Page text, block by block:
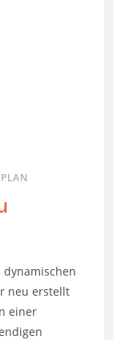
neu erstellt
einer